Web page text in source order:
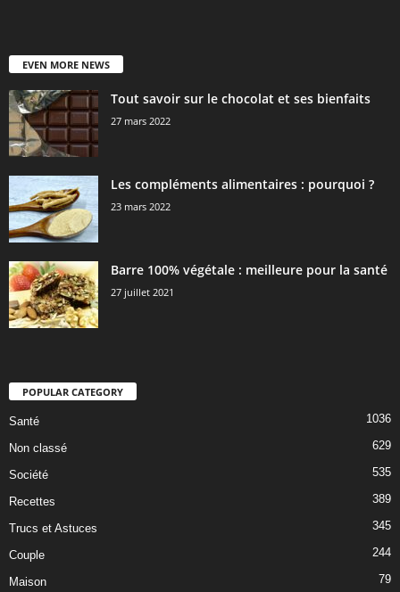
EVEN MORE NEWS
Tout savoir sur le chocolat et ses bienfaits
27 mars 2022
Les compléments alimentaires : pourquoi ?
23 mars 2022
Barre 100% végétale : meilleure pour la santé
27 juillet 2021
POPULAR CATEGORY
Santé 1036
Non classé 629
Société 535
Recettes 389
Trucs et Astuces 345
Couple 244
Maison 79